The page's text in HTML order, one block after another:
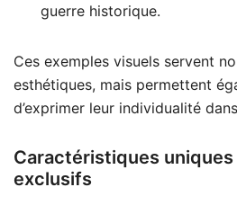
guerre historique.
Ces exemples visuels servent
esthétiques, mais permettent
d’exprimer leur individualité
Caractéristiques uniques
exclusifs